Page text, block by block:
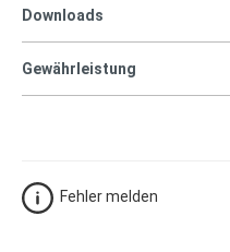
Downloads
Gewährleistung
Fehler melden